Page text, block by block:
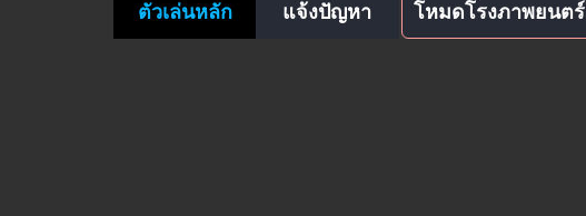
ตัวเล่นหลัก แจ้งปัญหา โหมดโรงภาพยนตร์